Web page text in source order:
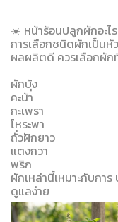
☀️ หน้าร้อนปลูกผักอะ
การเลือกชนิดผักเป็นหั
ผลผลิตดี ควรเลือกผัก
ผักบุ้ง
คะน้า
กะเพรา
โหระพา
ถั่วฝักยาว
แตงกวา
พริก
ผักเหล่านี้เหมาะกับกา
ดูแลง่าย